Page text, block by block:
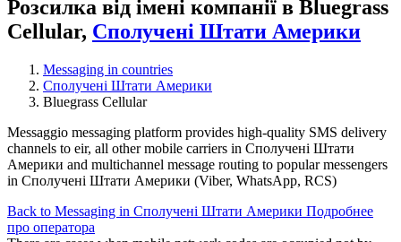
Розсилка від імені компанії в Bluegrass
Cellular, Сполучені Штати Америки
Messaging in countries
Сполучені Штати Америки
Bluegrass Cellular
Messaggio messaging platform provides high-quality SMS delivery
channels to eir, all other mobile carriers in Сполучені Штати
Америки and multichannel message routing to popular messengers
in Сполучені Штати Америки (Viber, WhatsApp, RCS)
Back to Messaging in Сполучені Штати Америки Подробнее
про оператора